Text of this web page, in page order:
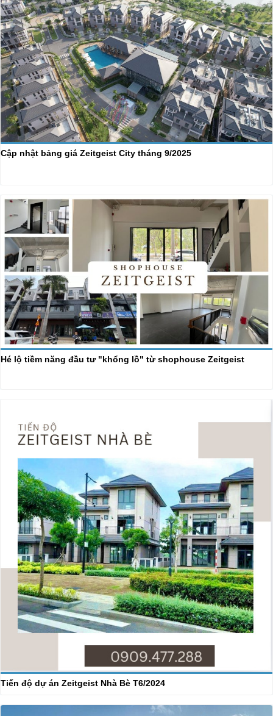
Cập nhật bảng giá Zeitgeist City tháng 9/2025
Hé lộ tiềm năng đầu tư "khổng lồ" từ shophouse Zeitgeist
Tiến độ dự án Zeitgeist Nhà Bè T6/2024